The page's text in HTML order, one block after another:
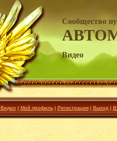
Сообщество
Видео
Видео| Мой профиль| Регистрация| Выход |